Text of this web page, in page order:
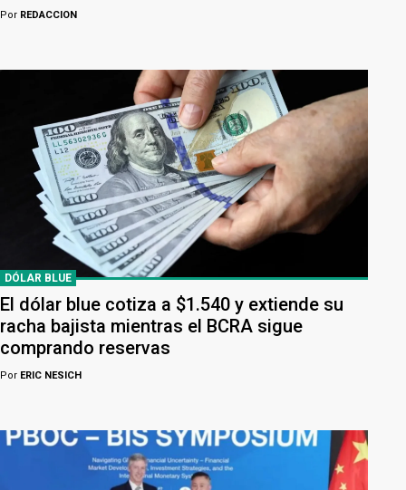
Por REDACCION
DÓLAR BLUE
El dólar blue cotiza a $1.540 y extiende su
racha bajista mientras el BCRA sigue
comprando reservas
Por ERIC NESICH